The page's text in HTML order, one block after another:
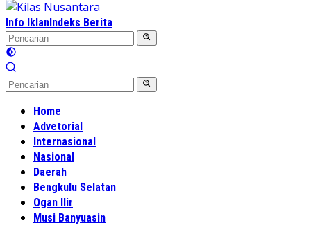
Info IklanIndeks Berita
Home
Advetorial
Internasional
Nasional
Daerah
Bengkulu Selatan
Ogan Ilir
Musi Banyuasin